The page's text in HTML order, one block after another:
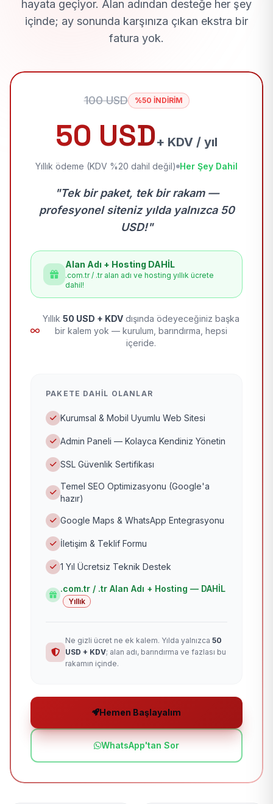
hayata geçiyor. Alan adından desteğe her şey
içinde; ay sonunda karşınıza çıkan ekstra bir
fatura yok.
100 USD %50 İNDİRİM
50 USD+ KDV / yıl
Yıllık ödeme (KDV %20 dahil değil) Her Şey Dahil
"Tek bir paket, tek bir rakam —
profesyonel siteniz yılda yalnızca 50
USD!"
Alan Adı + Hosting DAHİL
.com.tr / .tr alan adı ve hosting yıllık ücrete
dahil!
Yıllık 50 USD + KDV dışında ödeyeceğiniz başka
bir kalem yok — kurulum, barındırma, hepsi
içeride.
PAKETE DAHIL OLANLAR
Kurumsal & Mobil Uyumlu Web Sitesi
Admin Paneli — Kolayca Kendiniz Yönetin
SSL Güvenlik Sertifikası
Temel SEO Optimizasyonu (Google'a
hazır)
Google Maps & WhatsApp Entegrasyonu
İletişim & Teklif Formu
1 Yıl Ücretsiz Teknik Destek
.com.tr / .tr Alan Adı + Hosting — DAHİL
Yıllık
Ne gizli ücret ne ek kalem. Yılda yalnızca 50
USD + KDV; alan adı, barındırma ve fazlası bu
rakamın içinde.
Hemen Başlayalım
WhatsApp'tan Sor